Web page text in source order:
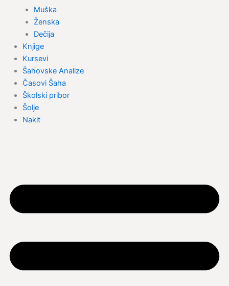
Muška
Ženska
Dečija
Knjige
Kursevi
Šahovske Analize
Časovi Šaha
Školski pribor
Šolje
Nakit